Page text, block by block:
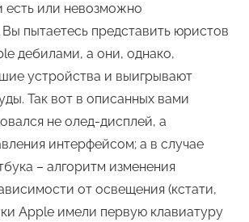
есть или невозможно
Вы пытаетесь представить юристов
дебилами, а они, однако,
устройства и выигрывают
Так вот в описанных вами
не олед-дисплей, а
интерфейсом; а в случае
– алгоритм изменения
от освещения (кстати,
Apple имели первую клавиатуру